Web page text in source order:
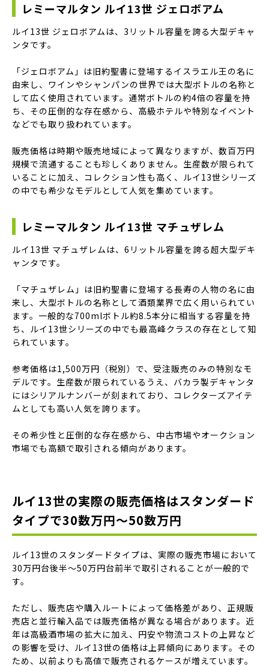
レミーマルタン ルイ13世 ジェロボアム
ルイ13世 ジェロボアムは、3リットル容量を誇る大型デキャ
ンタです。
「ジェロボアム」は旧約聖書に登場するイスラエル王の名に
由来し、ワインやシャンパンの世界では大型ボトルの名称と
して広く使用されています。通常ボトルの約4倍の容量を持
ち、その圧倒的な存在感から、高級ホテルや特別なイベント
などでも取り扱われています。
販売価格は時期や販売地域によって異なりますが、数百万円
規模で流通することも珍しくありません。生産数が限られて
いることに加え、コレクション性も高く、ルイ13世シリーズ
の中でも希少なモデルとして人気を集めています。
レミーマルタン ルイ13世 マチュザレム
ルイ13世 マチュザレムは、6リットル容量を誇る超大型デキ
ャンタです。
「マチュザレム」は旧約聖書に登場する長寿の人物の名に由
来し、大型ボトルの名称として酒類業界で広く用いられてい
ます。一般的な700mlボトル約8.5本分に相当する容量を持
ち、ルイ13世シリーズの中でも最高峰クラスの存在として知
られています。
参考価格は1,500万円（税別）で、受注販売のみの特別なモ
デルです。生産数が限られているうえ、バカラ製デキャンタ
にはシリアルナンバーが刻まれており、コレクターズアイテ
ムとしても高い人気を誇ります。
その希少性と圧倒的な存在感から、中古市場やオークション
市場でも高額で取引される傾向があります。
ルイ13世の実際の販売価格はスタンダード
タイプで30数万円〜50数万円
ルイ13世のスタンダードタイプは、実際の販売市場において
30万円台後半〜50万円台前半で取引されることが一般的で
す。
ただし、販売店や購入ルートによって価格差があり、正規販
売店と並行輸入品では販売価格が異なる場合があります。近
年は高級酒市場の拡大に加え、円安や物流コストの上昇など
の影響を受け、ルイ13世の価格は上昇傾向にあります。その
ため、以前よりも高値で販売されるケースが増えています。